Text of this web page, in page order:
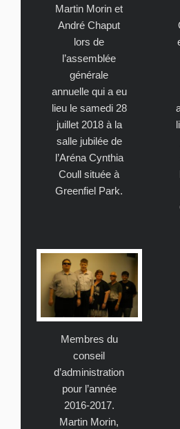
Martin Morin et
André Chaput
lors de
l’assemblée
générale
annuelle qui a eu
lieu le samedi 28
juillet 2018 à la
salle jubilée de
l’Aréna Cynthia
Coull située à
Greenfiel Park.
Membres du
conseil
d’administration
pour l’année
2016-2017.
Martin Morin,